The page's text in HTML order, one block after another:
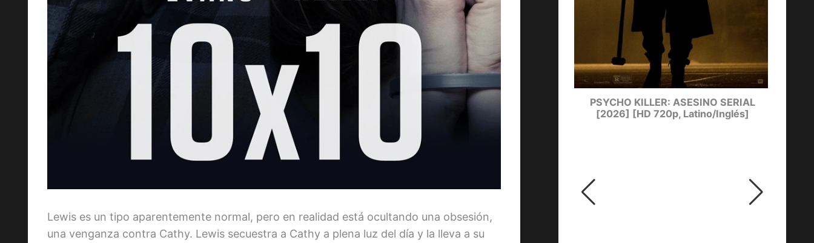
Lewis es un tipo aparentemente normal, pero en realidad está ocultando una obsesión,
una venganza contra Cathy. Lewis secuestra a Cathy a plena luz del día y la lleva a su
AMOS DEL UNIVERSO [2026] (Masters
PSYCHO KILLER: ASESINO SERIAL
[2026] [HD 720p, Latino/Inglés]